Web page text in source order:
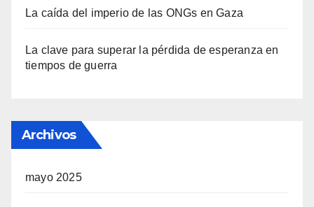
La caída del imperio de las ONGs en Gaza
La clave para superar la pérdida de esperanza en
tiempos de guerra
Archivos
mayo 2025